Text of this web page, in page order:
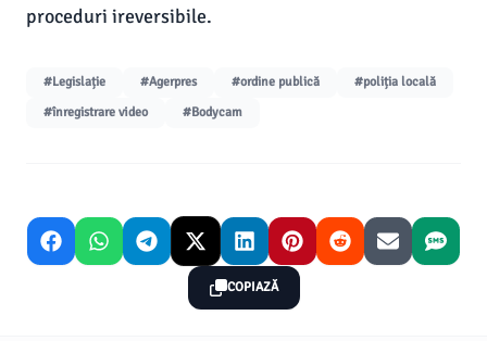
proceduri ireversibile.
#Legislație #Agerpres #ordine publică
#poliția locală
#înregistrare video
#Bodycam
COPIAZĂ